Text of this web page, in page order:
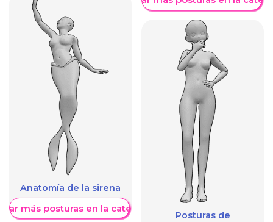
Anatomía de la sirena
más posturas en la categoría
Posturas de